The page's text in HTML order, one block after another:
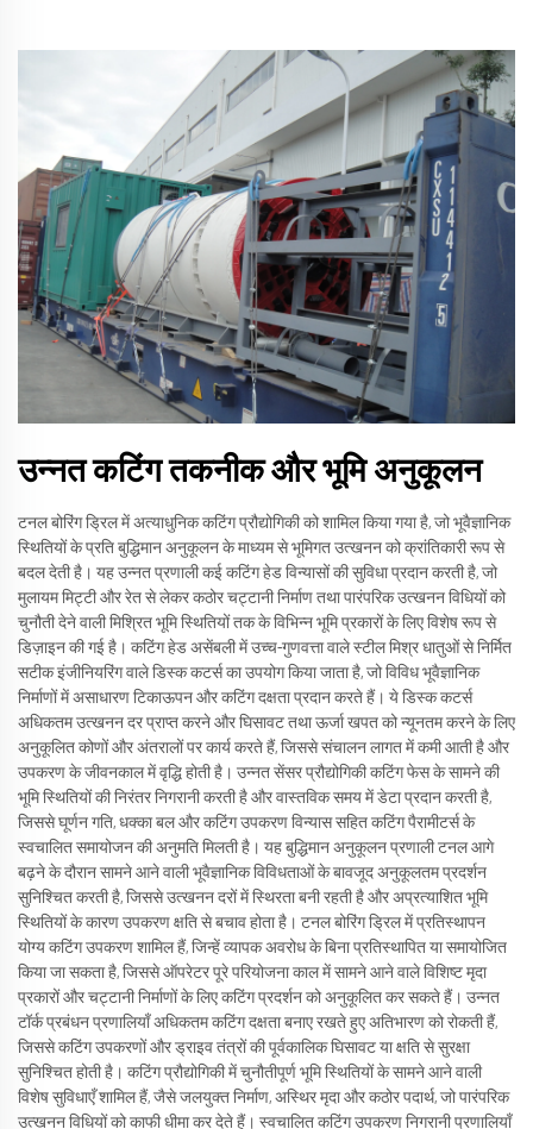
उन्नत कटिंग तकनीक और भूमि अनुकूलन
टनल बोरिंग ड्रिल में अत्याधुनिक कटिंग प्रौद्योगिकी को शामिल किया गया है, जो भूवैज्ञानिक
स्थितियों के प्रति बुद्धिमान अनुकूलन के माध्यम से भूमिगत उत्खनन को क्रांतिकारी रूप से
बदल देती है। यह उन्नत प्रणाली कई कटिंग हेड विन्यासों की सुविधा प्रदान करती है, जो
मुलायम मिट्टी और रेत से लेकर कठोर चट्टानी निर्माण तथा पारंपरिक उत्खनन विधियों को
चुनौती देने वाली मिश्रित भूमि स्थितियों तक के विभिन्न भूमि प्रकारों के लिए विशेष रूप से
डिज़ाइन की गई है। कटिंग हेड असेंबली में उच्च-गुणवत्ता वाले स्टील मिश्र धातुओं से निर्मित
सटीक इंजीनियरिंग वाले डिस्क कटर्स का उपयोग किया जाता है, जो विविध भूवैज्ञानिक
निर्माणों में असाधारण टिकाऊपन और कटिंग दक्षता प्रदान करते हैं। ये डिस्क कटर्स
अधिकतम उत्खनन दर प्राप्त करने और घिसावट तथा ऊर्जा खपत को न्यूनतम करने के लिए
अनुकूलित कोणों और अंतरालों पर कार्य करते हैं, जिससे संचालन लागत में कमी आती है और
उपकरण के जीवनकाल में वृद्धि होती है। उन्नत सेंसर प्रौद्योगिकी कटिंग फेस के सामने की
भूमि स्थितियों की निरंतर निगरानी करती है और वास्तविक समय में डेटा प्रदान करती है,
जिससे घूर्णन गति, धक्का बल और कटिंग उपकरण विन्यास सहित कटिंग पैरामीटर्स के
स्वचालित समायोजन की अनुमति मिलती है। यह बुद्धिमान अनुकूलन प्रणाली टनल आगे
बढ़ने के दौरान सामने आने वाली भूवैज्ञानिक विविधताओं के बावजूद अनुकूलतम प्रदर्शन
सुनिश्चित करती है, जिससे उत्खनन दरों में स्थिरता बनी रहती है और अप्रत्याशित भूमि
स्थितियों के कारण उपकरण क्षति से बचाव होता है। टनल बोरिंग ड्रिल में प्रतिस्थापन
योग्य कटिंग उपकरण शामिल हैं, जिन्हें व्यापक अवरोध के बिना प्रतिस्थापित या समायोजित
किया जा सकता है, जिससे ऑपरेटर पूरे परियोजना काल में सामने आने वाले विशिष्ट मृदा
प्रकारों और चट्टानी निर्माणों के लिए कटिंग प्रदर्शन को अनुकूलित कर सकते हैं। उन्नत
टॉर्क प्रबंधन प्रणालियाँ अधिकतम कटिंग दक्षता बनाए रखते हुए अतिभारण को रोकती हैं,
जिससे कटिंग उपकरणों और ड्राइव तंत्रों की पूर्वकालिक घिसावट या क्षति से सुरक्षा
सुनिश्चित होती है। कटिंग प्रौद्योगिकी में चुनौतीपूर्ण भूमि स्थितियों के सामने आने वाली
विशेष सुविधाएँ शामिल हैं, जैसे जलयुक्त निर्माण, अस्थिर मृदा और कठोर पदार्थ, जो पारंपरिक
उत्खनन विधियों को काफी धीमा कर देते हैं। स्वचालित कटिंग उपकरण निगरानी प्रणालियाँ